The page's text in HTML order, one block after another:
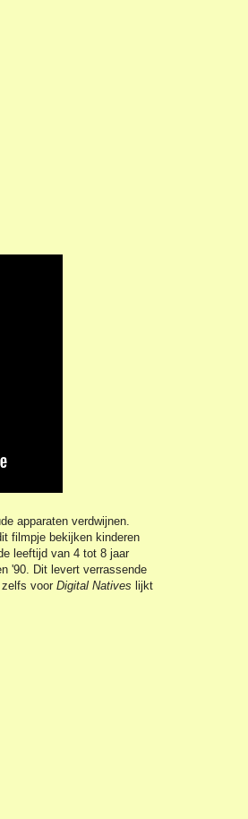
apparaten verdwijnen.
filmpje bekijken kinderen
leeftijd van 4 tot 8 jaar
'90. Dit levert verrassende
voor Digital Natives lijkt